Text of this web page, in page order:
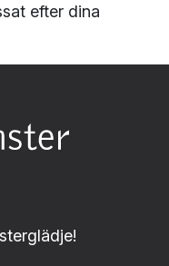
efter dina